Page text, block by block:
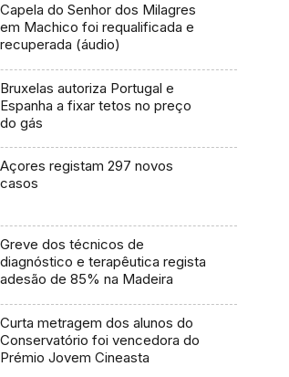
Capela do Senhor dos Milagres
em Machico foi requalificada e
recuperada (áudio)
Bruxelas autoriza Portugal e
Espanha a fixar tetos no preço
do gás
Açores registam 297 novos
casos
Greve dos técnicos de
diagnóstico e terapêutica regista
adesão de 85% na Madeira
Curta metragem dos alunos do
Conservatório foi vencedora do
Prémio Jovem Cineasta